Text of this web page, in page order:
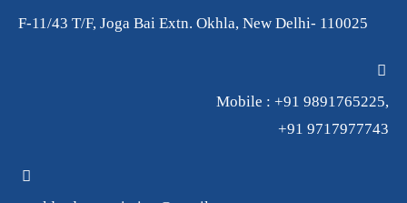
F-11/43 T/F, Joga Bai Extn. Okhla, New Delhi- 110025
Mobile : +91 9891765225,
+91 9717977743